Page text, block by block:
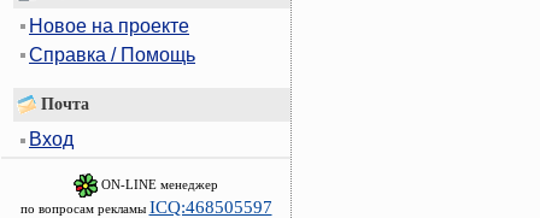
Новое на проекте
Справка / Помощь
Почта
Вход
ON-LINE менеджер
по вопросам рекламы ICQ:468505597